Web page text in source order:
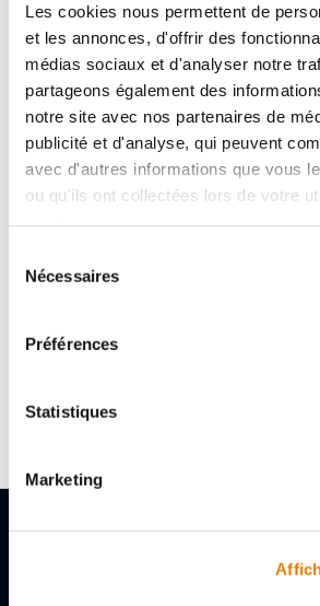
Les cookies nous permettent de
et les annonces, d'offrir des
médias sociaux et d'analyser notre
partageons également des
notre site avec nos partenaires de
publicité et d'analyse, qui peuvent
avec d'autres informations que vous
ou qu'ils ont collectées lors de votre
Nécessaires
Préférences
Statistiques
Marketing
APPLICATION
pour le montage dans les machines à
courantes ainsi que dans les systèmes
Spécialement pour l'ébavurage de
barres plates, etc.
Ø de la brosse (mm) :
Largeur de travail min. (mm) :
Ø d'alésage (mm) :
Aluminium :
Métal non ferreux :